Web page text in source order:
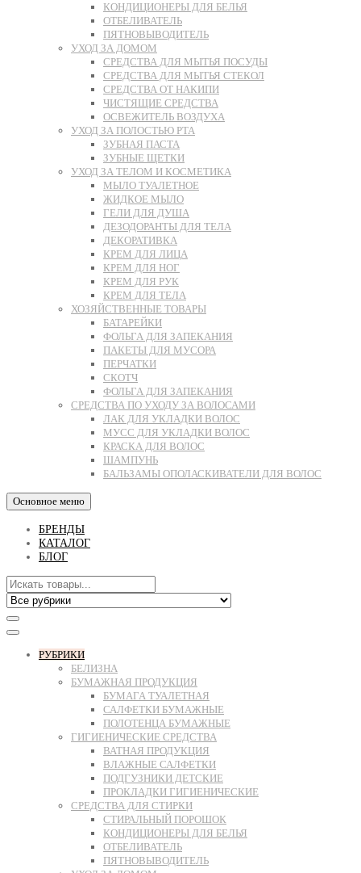
КОНДИЦИОНЕРЫ ДЛЯ БЕЛЬЯ
ОТБЕЛИВАТЕЛЬ
ПЯТНОВЫВОДИТЕЛЬ
УХОД ЗА ДОМОМ
СРЕДСТВА ДЛЯ МЫТЬЯ ПОСУДЫ
СРЕДСТВА ДЛЯ МЫТЬЯ СТЕКОЛ
СРЕДСТВА ОТ НАКИПИ
ЧИСТЯЩИЕ СРЕДСТВА
ОСВЕЖИТЕЛЬ ВОЗДУХА
УХОД ЗА ПОЛОСТЬЮ РТА
ЗУБНАЯ ПАСТА
ЗУБНЫЕ ЩЕТКИ
УХОД ЗА ТЕЛОМ И КОСМЕТИКА
МЫЛО ТУАЛЕТНОЕ
ЖИДКОЕ МЫЛО
ГЕЛИ ДЛЯ ДУША
ДЕЗОДОРАНТЫ ДЛЯ ТЕЛА
ДЕКОРАТИВКА
КРЕМ ДЛЯ ЛИЦА
КРЕМ ДЛЯ НОГ
КРЕМ ДЛЯ РУК
КРЕМ ДЛЯ ТЕЛА
ХОЗЯЙСТВЕННЫЕ ТОВАРЫ
БАТАРЕЙКИ
ФОЛЬГА ДЛЯ ЗАПЕКАНИЯ
ПАКЕТЫ ДЛЯ МУСОРА
ПЕРЧАТКИ
СКОТЧ
ФОЛЬГА ДЛЯ ЗАПЕКАНИЯ
СРЕДСТВА ПО УХОДУ ЗА ВОЛОСАМИ
ЛАК ДЛЯ УКЛАДКИ ВОЛОС
МУСС ДЛЯ УКЛАДКИ ВОЛОС
КРАСКА ДЛЯ ВОЛОС
ШАМПУНЬ
БАЛЬЗАМЫ ОПОЛАСКИВАТЕЛИ ДЛЯ ВОЛОС
Основное меню
БРЕНДЫ
КАТАЛОГ
БЛОГ
РУБРИКИ
БЕЛИЗНА
БУМАЖНАЯ ПРОДУКЦИЯ
БУМАГА ТУАЛЕТНАЯ
САЛФЕТКИ БУМАЖНЫЕ
ПОЛОТЕНЦА БУМАЖНЫЕ
ГИГИЕНИЧЕСКИЕ СРЕДСТВА
ВАТНАЯ ПРОДУКЦИЯ
ВЛАЖНЫЕ САЛФЕТКИ
ПОДГУЗНИКИ ДЕТСКИЕ
ПРОКЛАДКИ ГИГИЕНИЧЕСКИЕ
СРЕДСТВА ДЛЯ СТИРКИ
СТИРАЛЬНЫЙ ПОРОШОК
КОНДИЦИОНЕРЫ ДЛЯ БЕЛЬЯ
ОТБЕЛИВАТЕЛЬ
ПЯТНОВЫВОДИТЕЛЬ